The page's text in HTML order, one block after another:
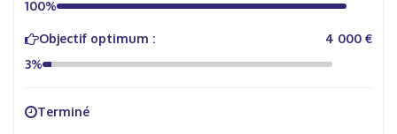
100%
Objectif optimum :
4 000 €
3%
Terminé